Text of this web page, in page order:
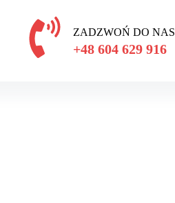
ZADZWOŃ DO NAS
+48 604 629 916